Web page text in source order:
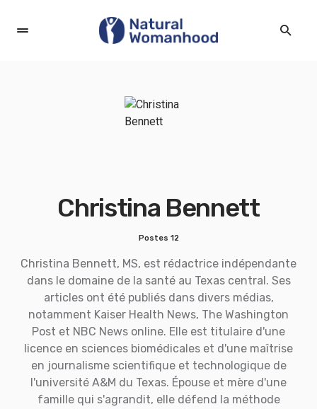
Christina Bennett
Postes 12
Christina Bennett, MS, est rédactrice indépendante
dans le domaine de la santé au Texas central. Ses
articles ont été publiés dans divers médias,
notamment Kaiser Health News, The Washington
Post et NBC News online. Elle est titulaire d'une
licence en sciences biomédicales et d'une maîtrise
en journalisme scientifique et technologique de
l'université A&M du Texas. Épouse et mère d'une
famille qui s'agrandit, elle défend la méthode